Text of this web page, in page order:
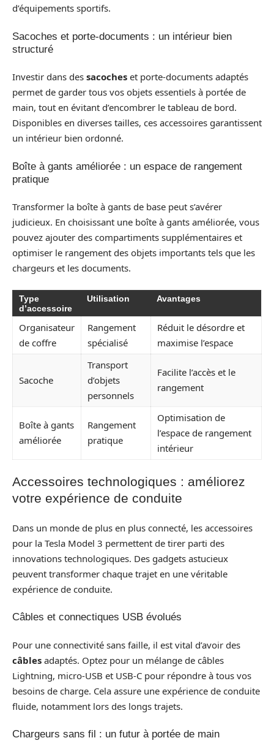
d’équipements sportifs.
Sacoches et porte-documents : un intérieur bien
structuré
Investir dans des sacoches et porte-documents adaptés
permet de garder tous vos objets essentiels à portée de
main, tout en évitant d’encombrer le tableau de bord.
Disponibles en diverses tailles, ces accessoires garantissent
un intérieur bien ordonné.
Boîte à gants améliorée : un espace de rangement
pratique
Transformer la boîte à gants de base peut s’avérer
judicieux. En choisissant une boîte à gants améliorée, vous
pouvez ajouter des compartiments supplémentaires et
optimiser le rangement des objets importants tels que les
chargeurs et les documents.
Type
d’accessoire
Utilisation Avantages
Organisateur
de coffre
Rangement
spécialisé
Réduit le désordre et
maximise l’espace
Sacoche
Transport
d’objets
personnels
Facilite l’accès et le
rangement
Boîte à gants
améliorée
Rangement
pratique
Optimisation de
l’espace de rangement
intérieur
Accessoires technologiques : améliorez
votre expérience de conduite
Dans un monde de plus en plus connecté, les accessoires
pour la Tesla Model 3 permettent de tirer parti des
innovations technologiques. Des gadgets astucieux
peuvent transformer chaque trajet en une véritable
expérience de conduite.
Câbles et connectiques USB évolués
Pour une connectivité sans faille, il est vital d’avoir des
câbles adaptés. Optez pour un mélange de câbles
Lightning, micro-USB et USB-C pour répondre à tous vos
besoins de charge. Cela assure une expérience de conduite
fluide, notamment lors des longs trajets.
Chargeurs sans fil : un futur à portée de main